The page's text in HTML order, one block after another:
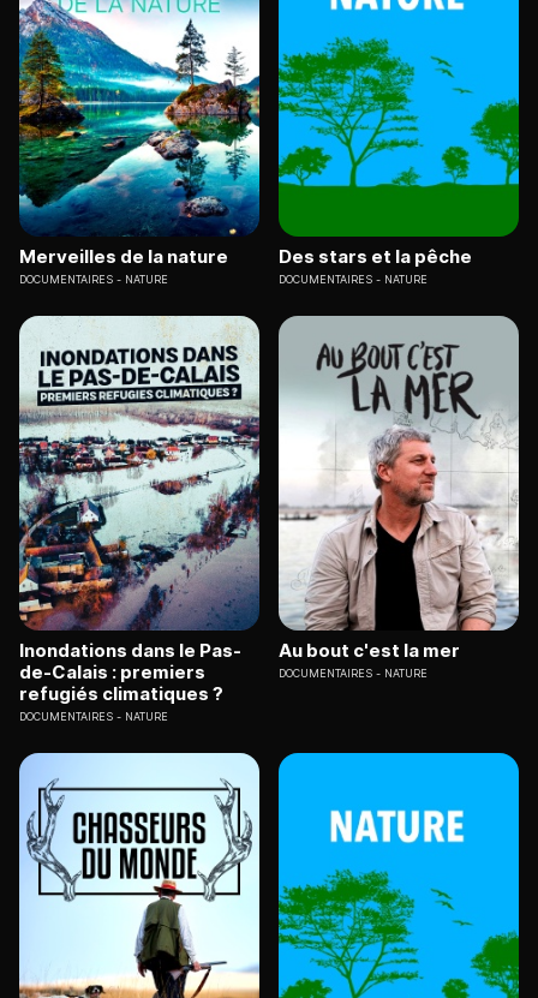
Merveilles de la nature
DOCUMENTAIRES NATURE
Des stars et la pêche
DOCUMENTAIRES NATURE
Inondations dans le Pas-
de-Calais : premiers
refugiés climatiques ?
DOCUMENTAIRES NATURE
Au bout c'est la mer
DOCUMENTAIRES NATURE